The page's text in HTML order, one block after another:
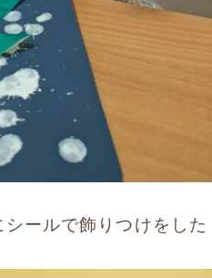
ールで飾りつけをした